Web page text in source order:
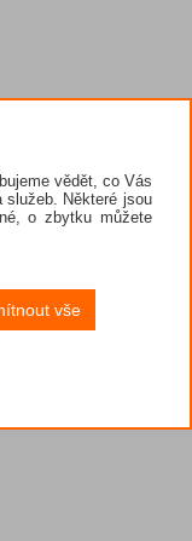
vědět, co Vás
Některé jsou
o zbytku můžete
vše